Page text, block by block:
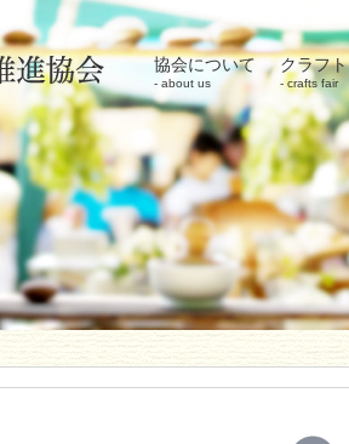
協会について
about us
クラフ
crafts fair